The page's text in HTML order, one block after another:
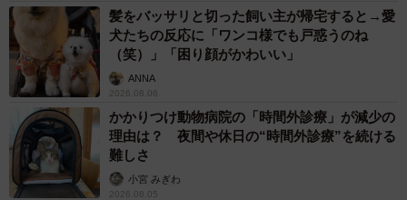
病院でのワクチン接種を終えて、テンションが下がったアーロくん（画
像提供：しろもふ（アーロ）さん）
どうやらこの日は病院へ行かなくてはいけなかったようで
髪をバッサリと切った飼い主が帰宅すると→愛
犬たちの反応に「ワンコ様でも戸惑うのね
（笑）」「困り顔がかわいい」
ANNA
2026.08.06
かかりつけ動物病院の「時間外診療」が減少の
理由は？ 夜間や休日の“時間外診療”を続ける
難しさ
小宮 みぎわ
2026.08.05